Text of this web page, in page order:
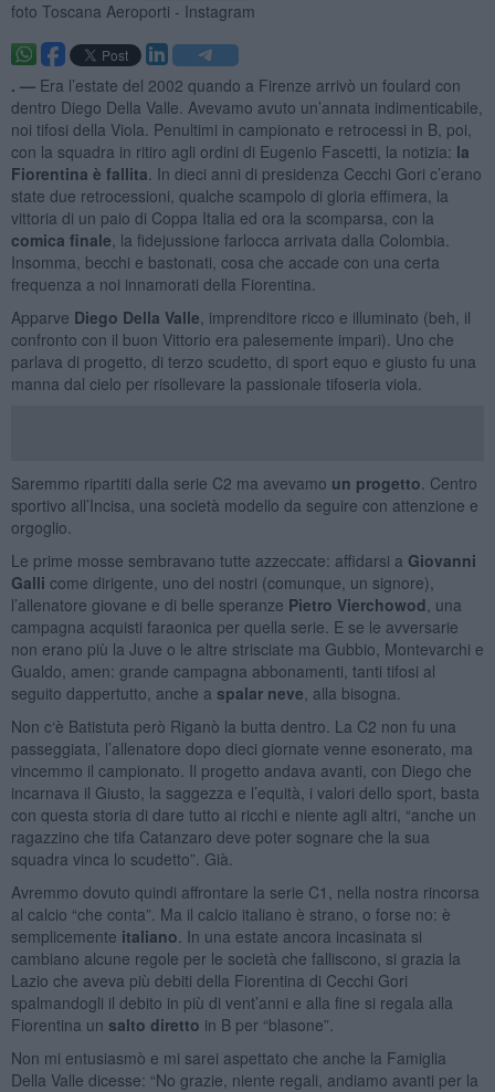
foto Toscana Aeroporti - Instagram
. — Era l’estate del 2002 quando a Firenze arrivò un foulard con
dentro Diego Della Valle. Avevamo avuto un’annata indimenticabile,
noi tifosi della Viola. Penultimi in campionato e retrocessi in B, poi,
con la squadra in ritiro agli ordini di Eugenio Fascetti, la notizia: la
Fiorentina è fallita . In dieci anni di presidenza Cecchi Gori c’erano
state due retrocessioni, qualche scampolo di gloria effimera, la
vittoria di un paio di Coppa Italia ed ora la scomparsa, con la
comica finale , la fidejussione farlocca arrivata dalla Colombia.
Insomma, becchi e bastonati, cosa che accade con una certa
frequenza a noi innamorati della Fiorentina.
Apparve Diego Della Valle , imprenditore ricco e illuminato (beh, il
confronto con il buon Vittorio era palesemente impari). Uno che
parlava di progetto, di terzo scudetto, di sport equo e giusto fu una
manna dal cielo per risollevare la passionale tifoseria viola.
Saremmo ripartiti dalla serie C2 ma avevamo un progetto . Centro
sportivo all’Incisa, una società modello da seguire con attenzione e
orgoglio.
Le prime mosse sembravano tutte azzeccate: affidarsi a Giovanni
Galli come dirigente, uno dei nostri (comunque, un signore),
l’allenatore giovane e di belle speranze Pietro Vierchowod , una
campagna acquisti faraonica per quella serie. E se le avversarie
non erano più la Juve o le altre strisciate ma Gubbio, Montevarchi e
Gualdo, amen: grande campagna abbonamenti, tanti tifosi al
seguito dappertutto, anche a spalar neve , alla bisogna.
Non c‘è Batistuta però Riganò la butta dentro. La C2 non fu una
passeggiata, l’allenatore dopo dieci giornate venne esonerato, ma
vincemmo il campionato. Il progetto andava avanti, con Diego che
incarnava il Giusto, la saggezza e l’equità, i valori dello sport, basta
con questa storia di dare tutto ai ricchi e niente agli altri, “anche un
ragazzino che tifa Catanzaro deve poter sognare che la sua
squadra vinca lo scudetto”. Già.
Avremmo dovuto quindi affrontare la serie C1, nella nostra rincorsa
al calcio “che conta”. Ma il calcio italiano è strano, o forse no: è
semplicemente italiano . In una estate ancora incasinata si
cambiano alcune regole per le società che falliscono, si grazia la
Lazio che aveva più debiti della Fiorentina di Cecchi Gori
spalmandogli il debito in più di vent’anni e alla fine si regala alla
Fiorentina un salto diretto in B per “blasone”.
Non mi entusiasmò e mi sarei aspettato che anche la Famiglia
Della Valle dicesse: “No grazie, niente regali, andiamo avanti per la